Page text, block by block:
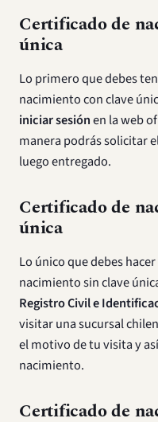
Certificado de
única
Lo primero que debes
nacimiento con clave
iniciar sesiónen la web
manera podrás solicitar
luego entregado.
Certificado de
única
Lo único que debes
nacimiento sin clave
Registro Civil e
visitar una sucursal
el motivo de tu visita y
nacimiento.
Certificado de